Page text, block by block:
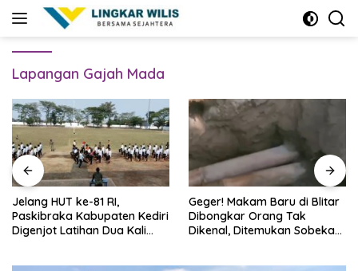
Lapangan Gajah Mada
Jelang HUT ke-81 RI,
Paskibraka Kabupaten Kediri
Digenjot Latihan Dua Kali
Geger! Makam Baru di Blitar
Dibongkar Orang Tak
Dikenal, Ditemukan Sobekan